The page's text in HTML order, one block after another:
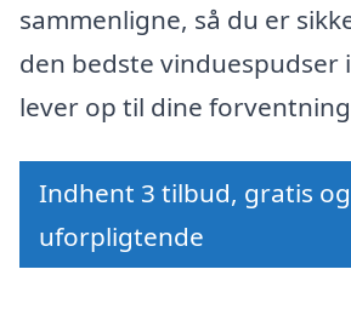
sammenligne, så du er
den bedste vinduespudser
lever op til dine
Indhent 3 tilbud, gratis og
uforpligtende